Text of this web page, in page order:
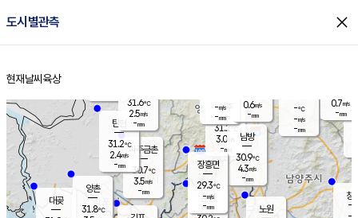
도시별관측 close
홈
현재날씨 육상
양주
31.2℃
3.0
-mm
파주금촌
30.7℃
3.5m/s
-mm
-℃
-m/s
-mm
대곶
창
탄현
31.2℃
2.4m/s
-mm
0.7m/s
-mm
양촌
31.8℃
은평
노원
남방
30.9℃
4.3m/s
-mm
장흥면
29.3℃
-m/s
-mm
-m/s
-mm
31.6℃
2.5m/s
-mm
0.6m/s
-mm